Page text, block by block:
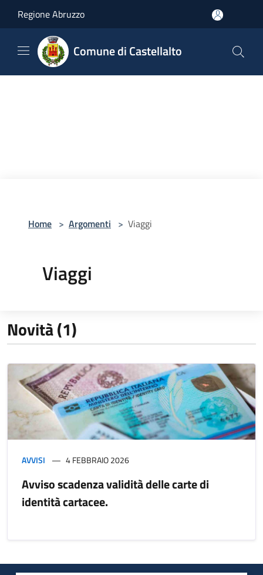
Regione Abruzzo
Comune di Castellalto
Home > Argomenti > Viaggi
Viaggi
Novità (1)
AVVISI 4 FEBBRAIO 2026
Avviso scadenza validità delle carte di
identità cartacee.